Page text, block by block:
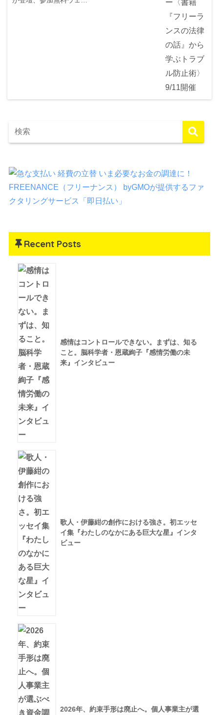
Recent Posts
感情はコントロールできない。まずは、知る
こと。脳科学者・恩蔵絢子『感情労働の未
来』インタビュー
歌人・伊藤紺の創作における強さ。初エッセ
イ集『わたしのなかにある巨大な星』インタ
ビュー
2026年、約束手形は廃止へ。個人事業主が選